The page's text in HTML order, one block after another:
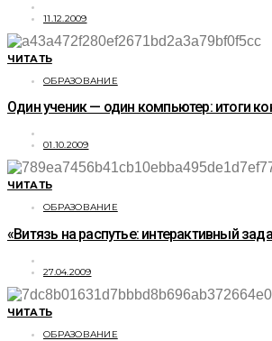
11.12.2009
ЧИТАТЬ
ОБРАЗОВАНИЕ
Один ученик — один компьютер: итоги
01.10.2009
ЧИТАТЬ
ОБРАЗОВАНИЕ
«Витязь на распутье: интерактивный
27.04.2009
ЧИТАТЬ
ОБРАЗОВАНИЕ